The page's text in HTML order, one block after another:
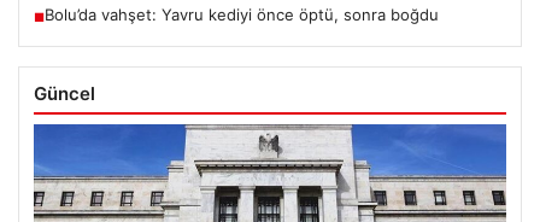
■Bolu’da vahşet: Yavru kediyi önce öptü, sonra boğdu
Güncel